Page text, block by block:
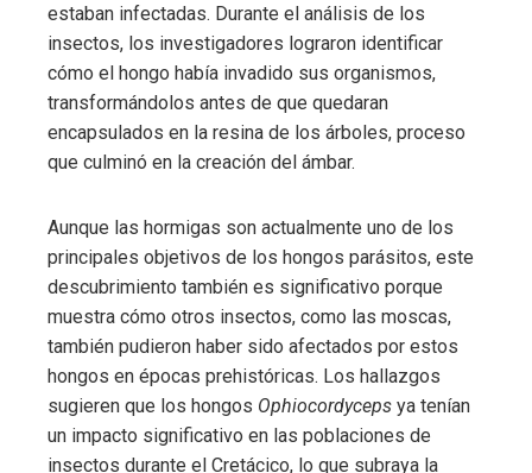
estaban infectadas. Durante el análisis de los
insectos, los investigadores lograron identificar
cómo el hongo había invadido sus organismos,
transformándolos antes de que quedaran
encapsulados en la resina de los árboles, proceso
que culminó en la creación del ámbar.
Aunque las hormigas son actualmente uno de los
principales objetivos de los hongos parásitos, este
descubrimiento también es significativo porque
muestra cómo otros insectos, como las moscas,
también pudieron haber sido afectados por estos
hongos en épocas prehistóricas. Los hallazgos
sugieren que los hongos Ophiocordyceps ya tenían
un impacto significativo en las poblaciones de
insectos durante el Cretácico, lo que subraya la